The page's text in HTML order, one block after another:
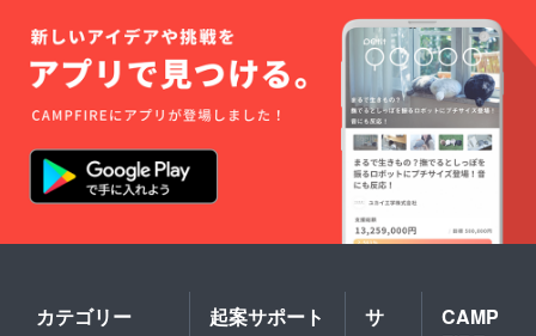
送料込
みのお
値段で
す。 ※
企業名
シール
のサイ
ズは
W300×
です。
※企業名
シール
したい
企業名
を備考
カテゴリー 起案サポート
サ
CAMP